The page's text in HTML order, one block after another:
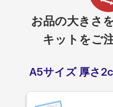
お品の大きさ
キットをご
A5サイズ 厚さ